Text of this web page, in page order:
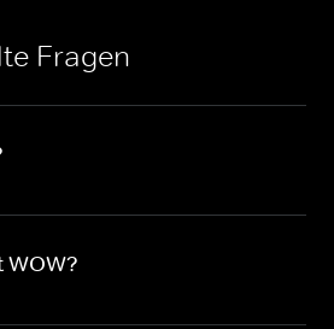
Fragen
WOW?